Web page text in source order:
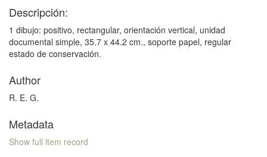
Descripción:
1 dibujo: positivo, rectangular, orientación vertical, unidad
documental simple, 35.7 x 44.2 cm., soporte papel, regular
estado de conservación.
Author
R. E. G.
Metadata
Show full item record